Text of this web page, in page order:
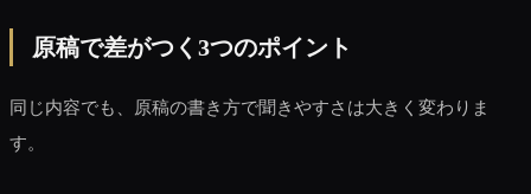
原稿で差がつく3つのポイント
同じ内容でも、原稿の書き方で聞きやすさは大きく変わりま
す。